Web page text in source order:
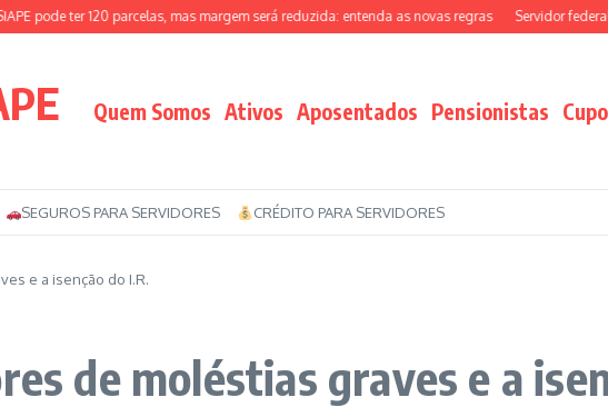
pode ter 120 parcelas, mas margem será reduzida: entenda as novas regras Servidor federal
Quem Somos Ativos Aposentados Pensionistas
SEGUROS PARA SERVIDORES CRÉDITO PARA SERVIDORES
e a isenção do I.R.
de moléstias graves e a